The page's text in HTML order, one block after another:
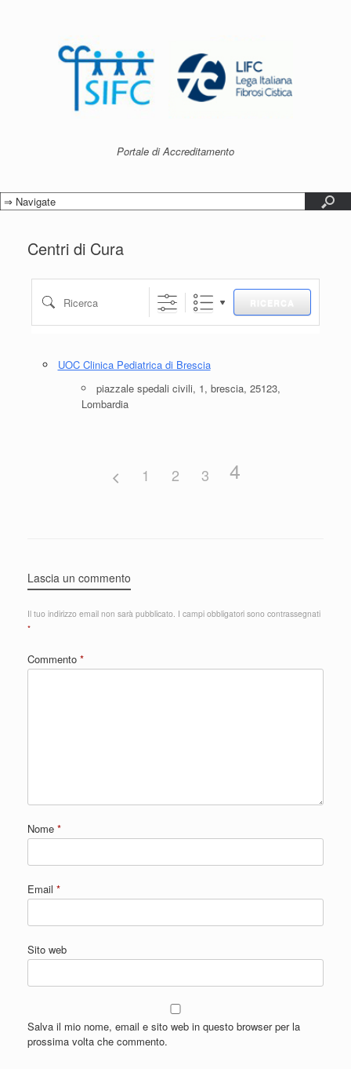
Portale di Accreditamento
Centri di Cura
Ricerca
UOC Clinica Pediatrica di Brescia
piazzale spedali civili, 1, brescia, 25123,
Lombardia
1 2 3 4
Lascia un commento
Il tuo indirizzo email non sarà pubblicato. I campi obbligatori sono contrassegnati
*
Commento *
Nome *
Email *
Sito web
Salva il mio nome, email e sito web in questo browser per la
prossima volta che commento.